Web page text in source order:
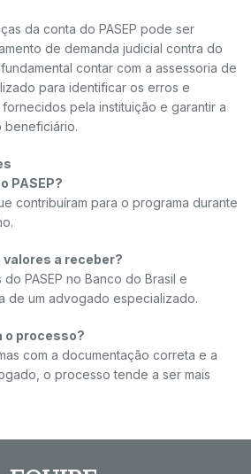
da conta do PASEP pode ser
de demanda judicial contra do
contar com a assessoria de
para identificar os erros e
pela instituição e garantir a
beneficiário.
PASEP?
contribuíram para o programa durante
valores a receber?
PASEP no Banco do Brasil e
de um advogado especializado.
o processo?
com a documentação correta e a
o processo tende a ser mais